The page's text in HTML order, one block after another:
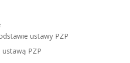
ustawy PZP
PZP